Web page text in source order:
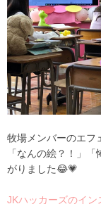
牧場メンバーのエフ
「なんの絵？！」
がりました😂💗
JKハッカーズのイン